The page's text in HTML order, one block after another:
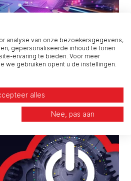
Act: wat betekent het
analyse van onze bezoekersgegevens,
gepersonaliseerde inhoud te tonen
ervaring te bieden. Voor meer
we gebruiken opent u de instellingen.
alles
Nee, pas aan